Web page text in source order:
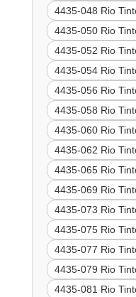
4435-048 Rio
4435-050 Rio
4435-052 Rio
4435-054 Rio
4435-056 Rio
4435-058 Rio
4435-060 Rio
4435-062 Rio
4435-065 Rio
4435-069 Rio
4435-073 Rio
4435-075 Rio
4435-077 Rio
4435-079 Rio
4435-081 Rio